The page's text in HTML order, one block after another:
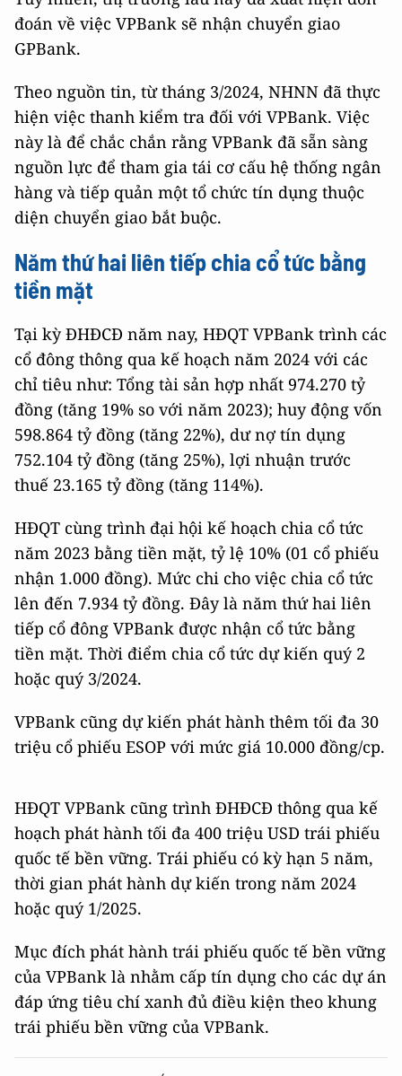
đoán về việc VPBank sẽ nhận chuyển giao
GPBank.
Theo nguồn tin, từ tháng 3/2024, NHNN đã thực
hiện việc thanh kiểm tra đối với VPBank. Việc
này là để chắc chắn rằng VPBank đã sẵn sàng
nguồn lực để tham gia tái cơ cấu hệ thống ngân
hàng và tiếp quản một tổ chức tín dụng thuộc
diện chuyển giao bắt buộc.
Năm thứ hai liên tiếp chia cổ tức bằng
tiền mặt
Tại kỳ ĐHĐCĐ năm nay, HĐQT VPBank trình các
cổ đông thông qua kế hoạch năm 2024 với các
chỉ tiêu như: Tổng tài sản hợp nhất 974.270 tỷ
đồng (tăng 19% so với năm 2023); huy động vốn
598.864 tỷ đồng (tăng 22%), dư nợ tín dụng
752.104 tỷ đồng (tăng 25%), lợi nhuận trước
thuế 23.165 tỷ đồng (tăng 114%).
HĐQT cùng trình đại hội kế hoạch chia cổ tức
năm 2023 bằng tiền mặt, tỷ lệ 10% (01 cổ phiếu
nhận 1.000 đồng). Mức chi cho việc chia cổ tức
lên đến 7.934 tỷ đồng. Đây là năm thứ hai liên
tiếp cổ đông VPBank được nhận cổ tức bằng
tiền mặt. Thời điểm chia cổ tức dự kiến quý 2
hoặc quý 3/2024.
VPBank cũng dự kiến phát hành thêm tối đa 30
triệu cổ phiếu ESOP với mức giá 10.000 đồng/cp.
HĐQT VPBank cũng trình ĐHĐCĐ thông qua kế
hoạch phát hành tối đa 400 triệu USD trái phiếu
quốc tế bền vững. Trái phiếu có kỳ hạn 5 năm,
thời gian phát hành dự kiến trong năm 2024
hoặc quý 1/2025.
Mục đích phát hành trái phiếu quốc tế bền vững
của VPBank là nhằm cấp tín dụng cho các dự án
đáp ứng tiêu chí xanh đủ điều kiện theo khung
trái phiếu bền vững của VPBank.